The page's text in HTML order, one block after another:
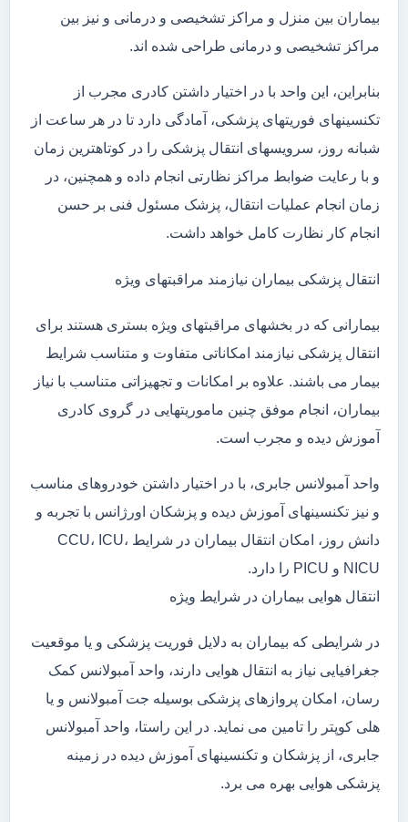
بیماران بین منزل و مراکز تشخیصی و درمانی و نیز بین
مراکز تشخیصی و درمانی طراحی شده اند.
بنابراین، این واحد با در اختیار داشتن کادری مجرب از
تکنسینهای فوریتهای پزشکی، آمادگی دارد تا در هر ساعت از
شبانه روز، سرویسهای انتقال پزشکی را در کوتاهترین زمان
و با رعایت ضوابط مراکز نظارتی انجام داده و همچنین، در
زمان انجام عملیات انتقال، پزشک مسئول فنی بر حسن
انجام کار نظارت کامل خواهد داشت.
انتقال پزشکی بیماران نیازمند مراقبتهای ویژه
بیمارانی که در بخشهای مراقبتهای ویژه بستری هستند برای
انتقال پزشکی نیازمند امکاناتی متفاوت و متناسب شرایط
بیمار می باشند. علاوه بر امکانات و تجهیزاتی متناسب با نیاز
بیماران، انجام موفق چنین ماموریتهایی در گروی کادری
آموزش دیده و مجرب است.
واحد آمبولانس جابری، با در اختیار داشتن خودروهای مناسب
و نیز تکنسینهای آموزش دیده و پزشکان اورژانس با تجربه و
دانش روز، امکان انتقال بیماران در شرایط CCU، ICU،
NICU و PICU را دارد.
انتقال هوایی بیماران در شرایط ویژه
در شرایطی که بیماران به دلایل فوریت پزشکی و یا موقعیت
جغرافیایی نیاز به انتقال هوایی دارند، واحد آمبولانس کمک
رسان، امکان پروازهای پزشکی بوسیله جت آمبولانس و یا
هلی کوپتر را تامین می نماید. در این راستا، واحد آمبولانس
جابری، از پزشکان و تکنسینهای آموزش دیده در زمینه
پزشکی هوایی بهره می برد.